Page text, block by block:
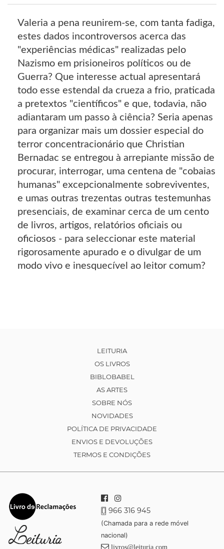
Valeria a pena reunirem-se, com tanta fadiga,
estes dados incontroversos acerca das
"experiências médicas" realizadas pelo
Nazismo em prisioneiros políticos ou de
Guerra? Que interesse actual apresentará
todo esse estendal da crueza a frio, praticada
a pretextos "científicos" e que, todavia, não
adiantaram um passo à ciência? Seria apenas
para organizar mais um dossier especial do
terror concentracionário que Christian
Bernadac se entregou à arrepiante missão de
procurar, interrogar, uma centena de "cobaias
humanas" excepcionalmente sobreviventes,
e umas outras trezentas outras testemunhas
presenciais, de examinar cerca de um cento
de livros, artigos, relatórios oficiais ou
oficiosos - para seleccionar este material
rigorosamente apurado e o divulgar de um
modo vivo e inesquecível ao leitor comum?
LEITURIA
OS LIVROS
BIBLOBABEL
AS ARTES
SOBRE NÓS
NOVIDADES
POLÍTICA DE PRIVACIDADE
ENVIOS E DEVOLUÇÕES
TERMOS E CONDIÇÕES
966 316 945
(Chamada para a rede móvel
nacional)
livros@leituria.com